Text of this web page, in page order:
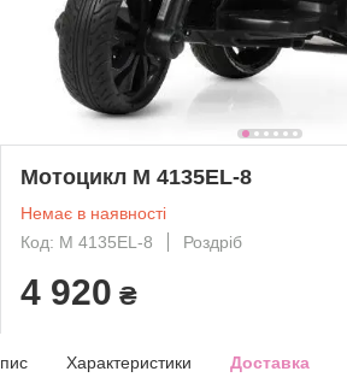
Мотоцикл M 4135EL-8
Немає в наявності
Код: M 4135EL-8
Роздріб
4 920 ₴
Характеристики Доставка